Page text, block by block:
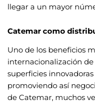
llegar a un mayor
Catemar como
Uno de los beneficios
internacionalización de
superficies
promoviendo así
de Catemar, muchos